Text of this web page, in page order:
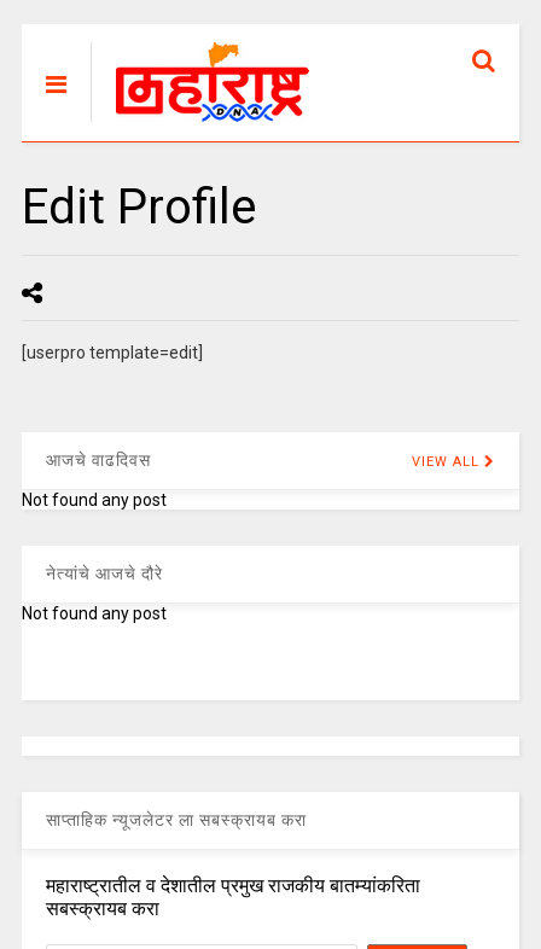
Edit Profile
[userpro template=edit]
आजचे वाढदिवस VIEW ALL
Not found any post
नेत्यांचे आजचे दौरे
Not found any post
साप्ताहिक न्यूजलेटर ला सबस्क्रायब करा
महाराष्ट्रातील व देशातील प्रमुख राजकीय बातम्यांकरिता
सबस्क्रायब करा